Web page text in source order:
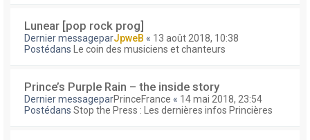
Lunear [pop rock prog]
Dernier messageparJpweB « 13 août 2018, 10:38
Postédans
Le coin des musiciens et chanteurs
Prince’s Purple Rain – the inside story
Dernier messageparPrinceFrance « 14 mai 2018, 23:54
Postédans Stop the Press : Les dernières infos Princières